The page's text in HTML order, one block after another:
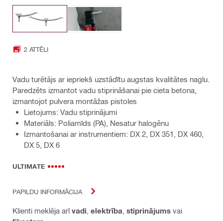
2 ATTĒLI
Vadu turētājs ar iepriekš uzstādītu augstas kvalitātes naglu.
Paredzēts izmantot vadu stiprināšanai pie cieta betona,
izmantojot pulvera montāžas pistoles
Lietojums: Vadu stiprinājumi
Materiāls: Poliamīds (PA), Nesatur halogēnu
Izmantošanai ar instrumentiem: DX 2, DX 351, DX 460,
DX 5, DX 6
ULTIMATE
PAPILDU INFORMĀCIJA
Klienti meklēja arīvadi elektrība stiprinājums vai